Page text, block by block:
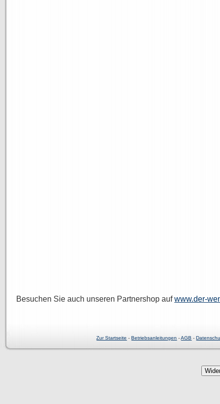
Besuchen Sie auch unseren Partnershop aufwww.der-
Zur Startseite -Betriebsanleitungen -AGB -